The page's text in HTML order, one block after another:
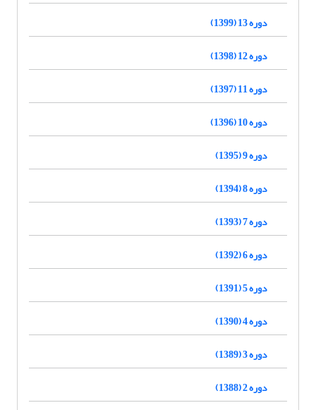
دوره 13 (1399)
دوره 12 (1398)
دوره 11 (1397)
دوره 10 (1396)
دوره 9 (1395)
دوره 8 (1394)
دوره 7 (1393)
دوره 6 (1392)
دوره 5 (1391)
دوره 4 (1390)
دوره 3 (1389)
دوره 2 (1388)